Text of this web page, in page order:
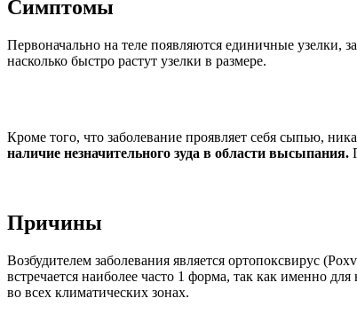
Симптомы
Первоначально на теле появляются единичные узелки,
насколько быстро растут узелки в размере.
Кроме того, что заболевание проявляет себя сыпью,
наличие незначительного зуда в области высыпания.
Причины
Возбудителем заболевания является ортопоксвирус
встречается наиболее часто 1 форма, так как именно
во всех климатических зонах.